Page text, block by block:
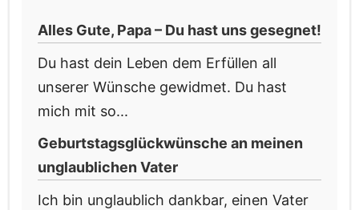
Alles Gute, Papa – Du hast uns gesegnet!
Du hast dein Leben dem Erfüllen all
unserer Wünsche gewidmet. Du hast
mich mit so...
Geburtstagsglückwünsche an meinen
unglaublichen Vater
Ich bin unglaublich dankbar, einen Vater